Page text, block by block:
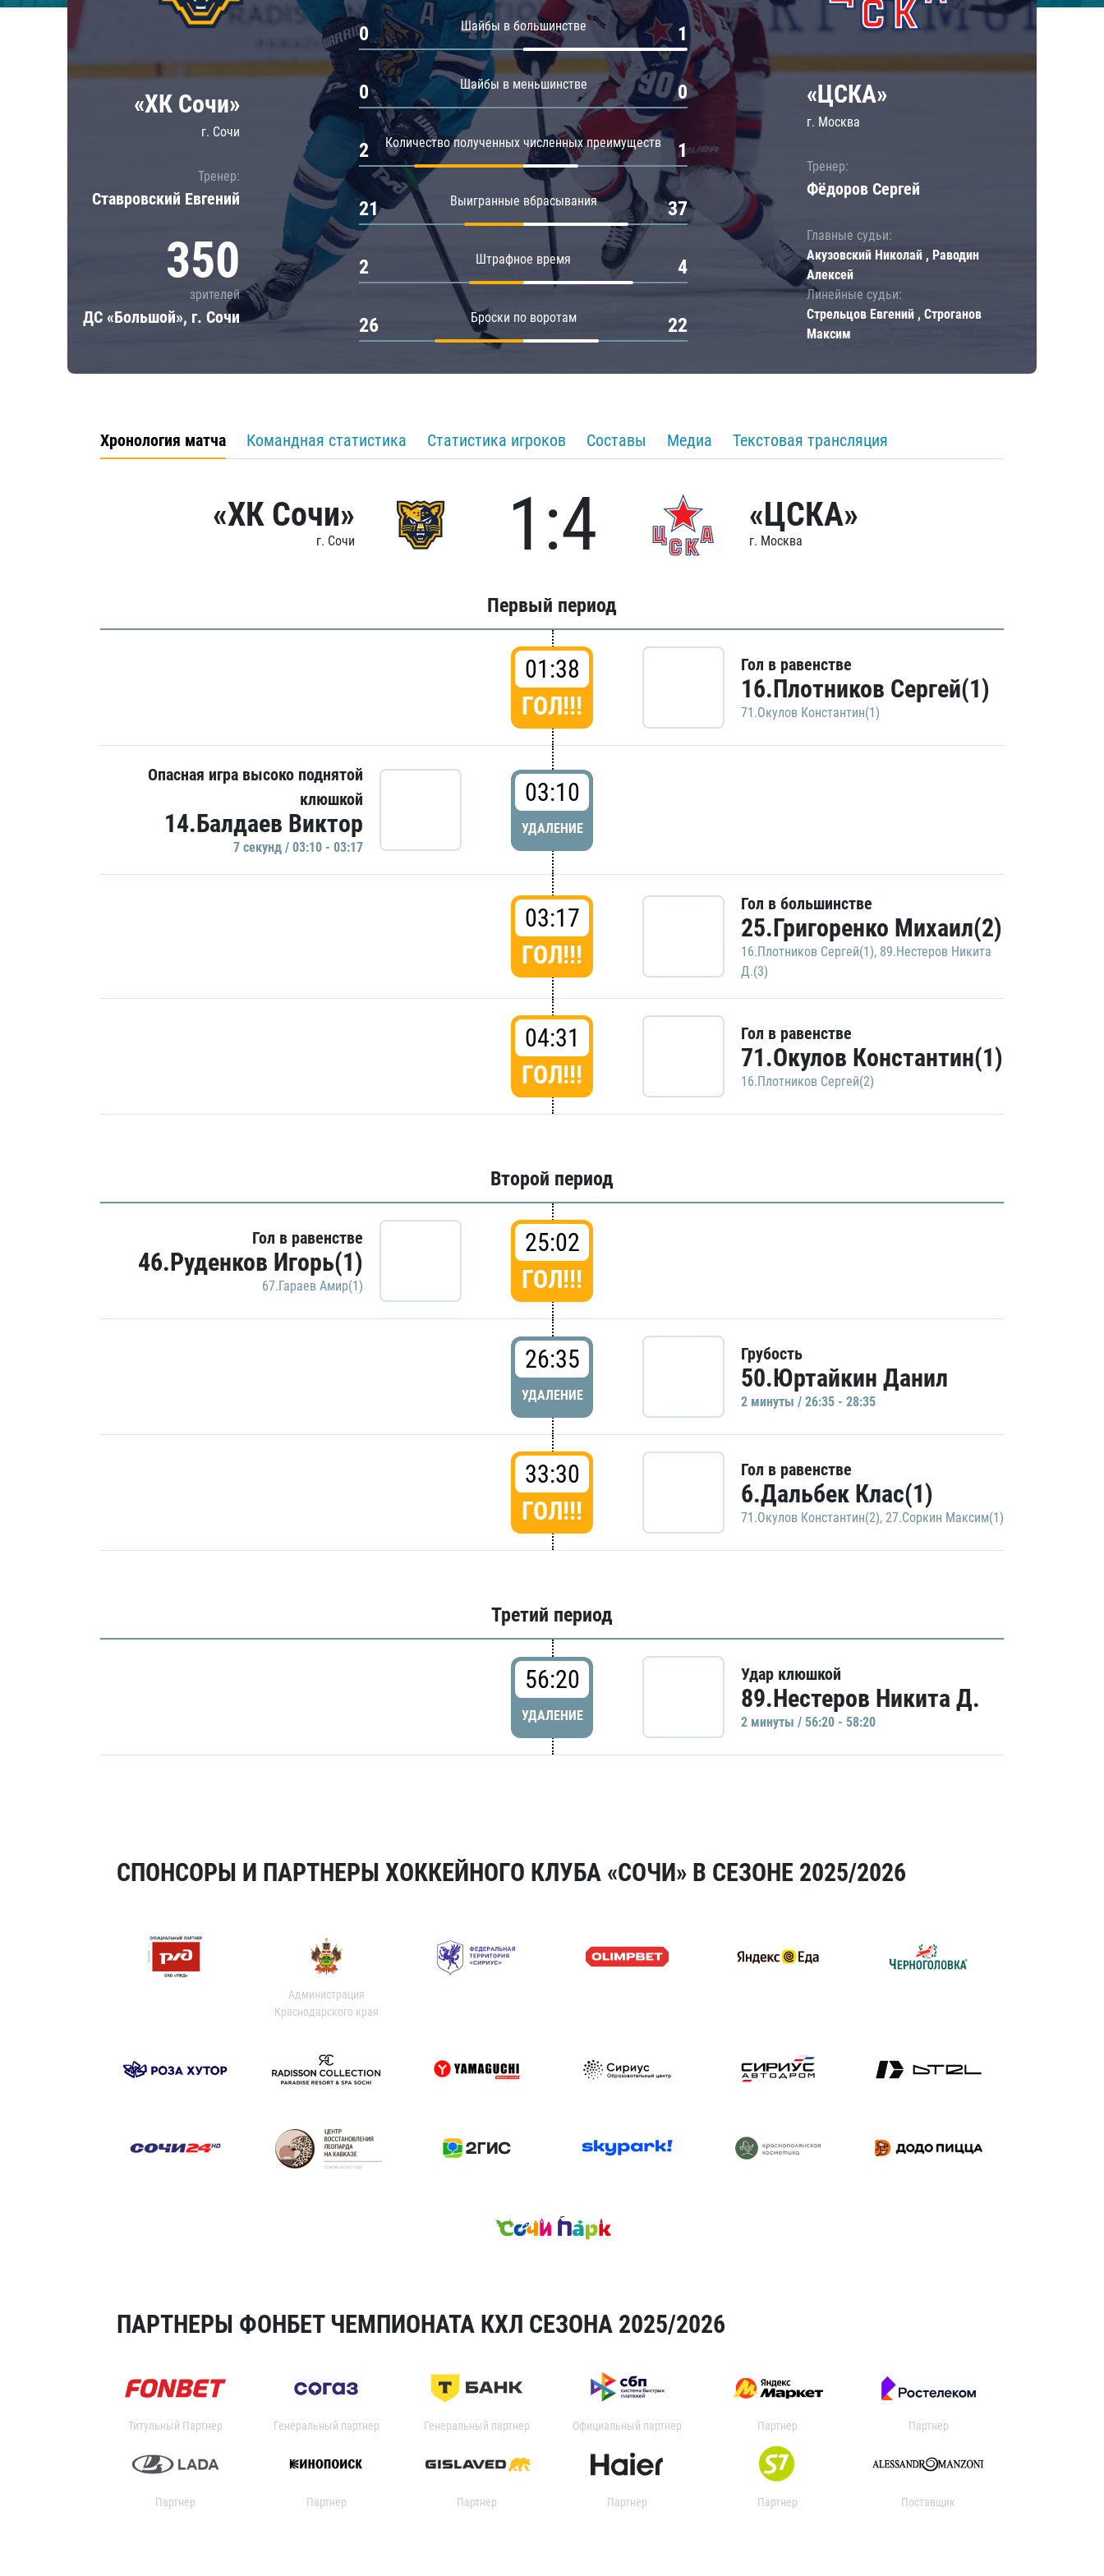
Локомотив
ЦСКА
Шанхайские Драконы
Амур
Барыс
Салават Юлаев
«ХК Сочи»
г. Сочи
Тренер:
Ставровский Евгений
350
зрителей
ДС «Большой», г. Сочи
Шайбы в большинстве
0 1
Шайбы в меньшинстве
0 0
Количество полученных численных преимуществ
2 1
Выигранные вбрасывания
21 37
Штрафное время
2 4
Броски по воротам
26 22
«ЦСКА»
г. Москва
Тренер:
Фёдоров Сергей
Главные судьи:
Акузовский Николай , Раводин
Алексей
Линейные судьи:
Стрельцов Евгений , Строганов
Максим
Хронология матча Командная статистика Статистика игроков Составы Медиа Текстовая трансляция
«ХК Сочи»
г. Сочи 1:4 «ЦСКА»
г. Москва
Первый период
01:38
ГОЛ!!!
Гол в равенстве
16.Плотников Сергей(1)
71.Окулов Константин(1)
Опасная игра высоко поднятой
клюшкой
14.Балдаев Виктор
7 секунд / 03:10 - 03:17
03:10
УДАЛЕНИЕ
03:17
ГОЛ!!!
Гол в большинстве
25.Григоренко Михаил(2)
16.Плотников Сергей(1), 89.Нестеров Никита
Д.(3)
04:31
ГОЛ!!!
Гол в равенстве
71.Окулов Константин(1)
16.Плотников Сергей(2)
Второй период
Гол в равенстве
46.Руденков Игорь(1)
67.Гараев Амир(1)
25:02
ГОЛ!!!
26:35
УДАЛЕНИЕ
Грубость
50.Юртайкин Данил
2 минуты / 26:35 - 28:35
33:30
ГОЛ!!!
Гол в равенстве
6.Дальбек Клас(1)
71.Окулов Константин(2), 27.Соркин Максим(1)
Третий период
56:20
УДАЛЕНИЕ
Удар клюшкой
89.Нестеров Никита Д.
2 минуты / 56:20 - 58:20
СПОНСОРЫ И ПАРТНЕРЫ ХОККЕЙНОГО КЛУБА «СОЧИ» В СЕЗОНЕ 2025/2026
Администрация
Краснодарского края
ПАРТНЕРЫ ФОНБЕТ ЧЕМПИОНАТА КХЛ СЕЗОНА 2025/2026
Титульный Партнер Генеральный партнер Генеральный партнер Официальный партнер Партнер Партнер
Партнер Партнер Партнер Партнер Партнер Поставщик